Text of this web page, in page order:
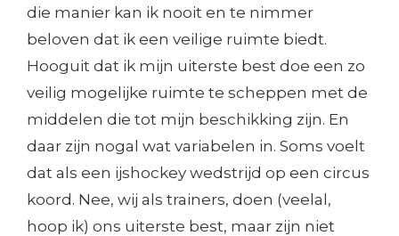
die manier kan ik nooit en te nimmer
beloven dat ik een veilige ruimte biedt.
Hooguit dat ik mijn uiterste best doe een zo
veilig mogelijke ruimte te scheppen met de
middelen die tot mijn beschikking zijn. En
daar zijn nogal wat variabelen in. Soms voelt
dat als een ijshockey wedstrijd op een circus
koord. Nee, wij als trainers, doen (veelal,
hoop ik) ons uiterste best, maar zijn niet